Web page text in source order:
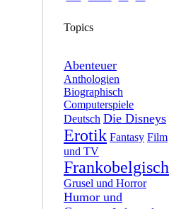
Topics
Abenteuer
Anthologien
Biographisch
Computerspiele
Deutsch Die Disneys
Erotik Fantasy Film
und TV
Frankobelgisch
Grusel und Horror
Humor und